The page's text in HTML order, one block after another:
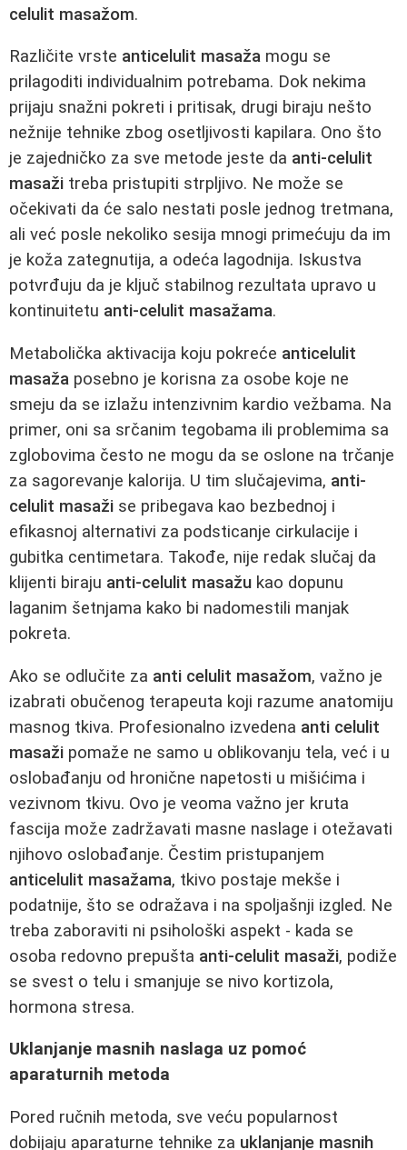
celulit masažom.
Različite vrste anticelulit masaža mogu se
prilagoditi individualnim potrebama. Dok nekima
prijaju snažni pokreti i pritisak, drugi biraju nešto
nežnije tehnike zbog osetljivosti kapilara. Ono što
je zajedničko za sve metode jeste da anti-celulit
masaži treba pristupiti strpljivo. Ne može se
očekivati da će salo nestati posle jednog tretmana,
ali već posle nekoliko sesija mnogi primećuju da im
je koža zategnutija, a odeća lagodnija. Iskustva
potvrđuju da je ključ stabilnog rezultata upravo u
kontinuitetu anti-celulit masažama.
Metabolička aktivacija koju pokreće anticelulit
masaža posebno je korisna za osobe koje ne
smeju da se izlažu intenzivnim kardio vežbama. Na
primer, oni sa srčanim tegobama ili problemima sa
zglobovima često ne mogu da se oslone na trčanje
za sagorevanje kalorija. U tim slučajevima, anti-
celulit masaži se pribegava kao bezbednoj i
efikasnoj alternativi za podsticanje cirkulacije i
gubitka centimetara. Takođe, nije redak slučaj da
klijenti biraju anti-celulit masažu kao dopunu
laganim šetnjama kako bi nadomestili manjak
pokreta.
Ako se odlučite za anti celulit masažom, važno je
izabrati obučenog terapeuta koji razume anatomiju
masnog tkiva. Profesionalno izvedena anti celulit
masaži pomaže ne samo u oblikovanju tela, već i u
oslobađanju od hronične napetosti u mišićima i
vezivnom tkivu. Ovo je veoma važno jer kruta
fascija može zadržavati masne naslage i otežavati
njihovo oslobađanje. Čestim pristupanjem
anticelulit masažama, tkivo postaje mekše i
podatnije, što se odražava i na spoljašnji izgled. Ne
treba zaboraviti ni psihološki aspekt - kada se
osoba redovno prepušta anti-celulit masaži, podiže
se svest o telu i smanjuje se nivo kortizola,
hormona stresa.
Uklanjanje masnih naslaga uz pomoć
aparaturnih metoda
Pored ručnih metoda, sve veću popularnost
dobijaju aparaturne tehnike za uklanjanje masnih